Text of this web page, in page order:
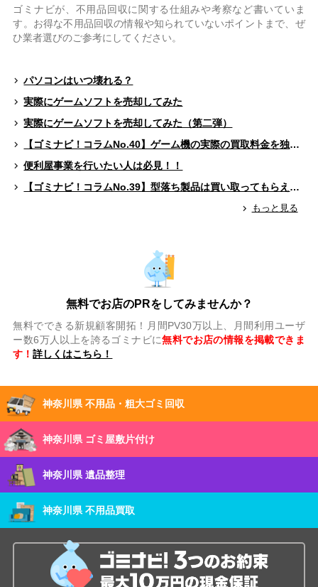
ゴミナビが、不用品回収に関する仕組みや考察など書いていま
す。お得な不用品回収の情報や知られていないポイントまで、ぜ
ひ業者選びのご参考にしてください。
パソコンはいつ壊れる？
実際にゲームソフトを売却してみた
実際にゲームソフトを売却してみた（第二弾）
【ゴミナビ！コラムNo.40】ゲーム機の実際の買取料金を独自調査！！
便利屋事業を行いたい人は必見！！
【ゴミナビ！コラムNo.39】型落ち製品は買い取ってもらえる？（ゲームソフト編）
もっと見る
無料でお店のPRをしてみませんか？
無料でできる新規顧客開拓！月間PV30万以上、月間利用ユーザ
ー数6万人以上を誇るゴミナビに無料でお店の情報を掲載できま
す！詳しくはこちら！
神奈川県 不用品・粗大ゴミ回収
神奈川県 ゴミ屋敷片付け
神奈川県 遺品整理
神奈川県 不用品買取